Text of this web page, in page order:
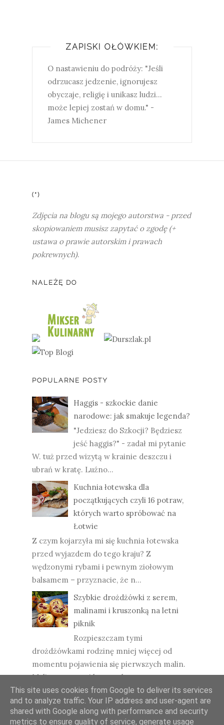
ZAPISKI OŁÓWKIEM:
O nastawieniu do podróży: "Jeśli
odrzucasz jedzenie, ignorujesz
obyczaje, religię i unikasz ludzi...
może lepiej zostań w domu." -
James Michener
(*)
Zdjęcia na blogu są mojego autorstwa - przed
skopiowaniem musisz zapytać o zgodę (+
ustawa o prawie autorskim i prawach
pokrewnych).
NALEŻĘ DO
POPULARNE POSTY
Haggis - szkockie danie
narodowe: jak smakuje legenda?
"Jedziesz do Szkocji? Będziesz
jeść haggis?" - zadał mi pytanie
W. tuż przed wizytą w krainie deszczu i
ubrań w kratę. Luźno...
Kuchnia łotewska dla
początkujących czyli 16 potraw,
których warto spróbować na
Łotwie
Z czym kojarzyła mi się kuchnia łotewska
przed wyjazdem do tego kraju? Z
wędzonymi rybami i pewnym ziołowym
balsamem – przyznacie, że n...
Szybkie drożdżówki z serem,
malinami i kruszonką na letni
piknik
Rozpieszczam tymi
drożdżówkami rodzinę mniej więcej od
momentu pojawienia się pierwszych malin.
Maliny z serem i kruszonką, na puszysty...
This site uses cookies from Google to deliver its services
and to analyze traffic. Your IP address and user-agent are
shared with Google along with performance and security
metrics to ensure quality of service, generate usage